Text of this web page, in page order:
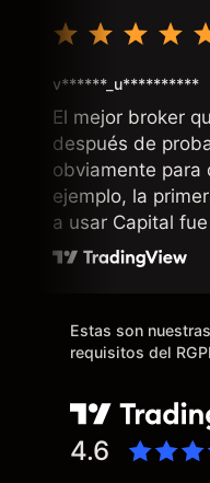
v******_u**********
El mejor broker
después de
obviamente para
ejemplo, la
a usar Capital
dinero de
días o tienen
segunda razón,
mercado
spread y al
Mientras más
Estas son
requisitos del
4.6